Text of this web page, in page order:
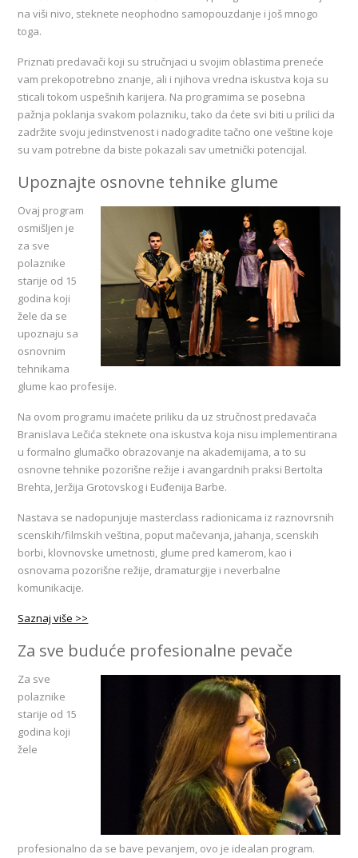
na viši nivo, steknete neophodno samopouzdanje i još mnogo
toga.
Priznati predavači koji su stručnjaci u svojim oblastima preneće
vam prekopotrebno znanje, ali i njihova vredna iskustva koja su
sticali tokom uspešnih karijera. Na programima se posebna
pažnja poklanja svakom polazniku, tako da ćete svi biti u prilici da
zadržite svoju jedinstvenost i nadogradite tačno one veštine koje
su vam potrebne da biste pokazali sav umetnički potencijal.
Upoznajte osnovne tehnike glume
Ovaj program
osmišljen je
za sve
polaznike
starije od 15
godina koji
žele da se
upoznaju sa
osnovnim
tehnikama
glume kao profesije.
Na ovom programu imaćete priliku da uz stručnost predavača
Branislava Lečića steknete ona iskustva koja nisu implementirana
u formalno glumačko obrazovanje na akademijama, a to su
osnovne tehnike pozorišne režije i avangardnih praksi Bertolta
Brehta, Jeržija Grotovskog i Euđenija Barbe.
Nastava se nadopunjuje masterclass radionicama iz raznovrsnih
scenskih/filmskih veština, poput mačevanja, jahanja, scenskih
borbi, klovnovske umetnosti, glume pred kamerom, kao i
osnovama pozorišne režije, dramaturgije i neverbalne
komunikacije.
Saznaj više >>
Za sve buduće profesionalne pevače
Za sve
polaznike
starije od 15
godina koji
žele
profesionalno da se bave pevanjem, ovo je idealan program.